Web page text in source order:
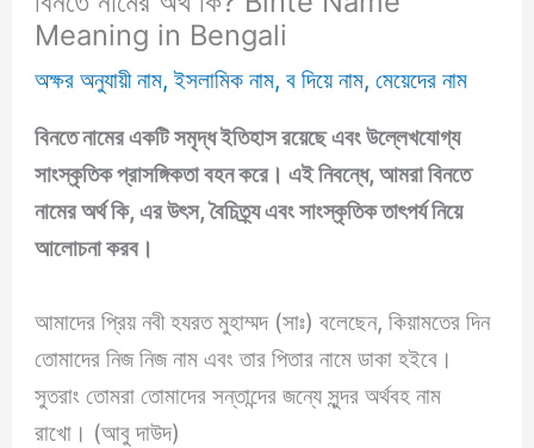
Meaning in Bengali
অক্ষর অনুযায়ী নাম,ইসলামিক নাম,ব দিয়ে নাম,মেয়েদের নাম
বিনতে নামের একটি সমৃদ্ধ ইতিহাস রয়েছে এবং উল্লেখযোগ্য
সাংস্কৃতিক প্রাসঙ্গিকতা বহন করে। এই নিবন্ধে, আমরা বিনতে
নামের অর্থ কি, এর উৎস, বৈচিত্র্য এবং সাংস্কৃতিক তাৎপর্য নিয়ে
আলোচনা করব।
আমাদের প্রিয় নবী হযরত মুহাম্মদ (সাঃ) বলেছেন, কিয়ামতের দিন
তোমাদের নিজ নিজ নাম এবং তার পিতার নামে ডাকা হইবে।
সুতরাং তোমরা তোমাদের সন্তান্দের জন্যে সুন্দর অর্থবহ নাম
রাখো। (আবু দাউদ)